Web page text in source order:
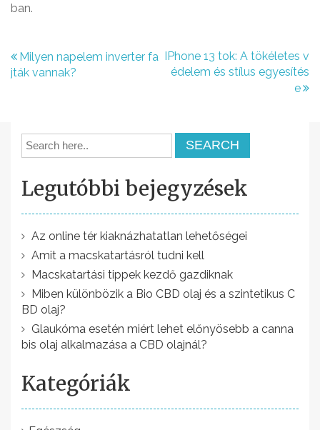
ban.
B
e
g
y
n
a
Milyen napelem inverter fa
jták vannak?
IPhone 13 tok: A tökéletes v
édelem és stílus egyesítés
e
Legutóbbi bejegyzések
Az online tér kiaknázhatatlan lehetőségei
Amit a macskatartásról tudni kell
Macskatartási tippek kezdő gazdiknak
Miben különbözik a Bio CBD olaj és a szintetikus C
BD olaj?
Glaukóma esetén miért lehet előnyösebb a canna
bis olaj alkalmazása a CBD olajnál?
Kategóriák